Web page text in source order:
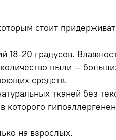
стоит
18-20 градусов.
пыли —
средств.
тканей без
на взрослых.